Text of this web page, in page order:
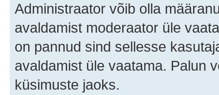
Administraator võib olla
avaldamist moderaator üle
on pannud sind sellesse
avaldamist üle vaatama. Palun
küsimuste jaoks.